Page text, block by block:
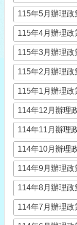
115年5月辦理
115年4月辦理
115年3月辦理
115年2月辦理
115年1月辦理
114年12月辦理
114年11月辦理
114年10月辦理
114年9月辦理
114年8月辦理
114年7月辦理